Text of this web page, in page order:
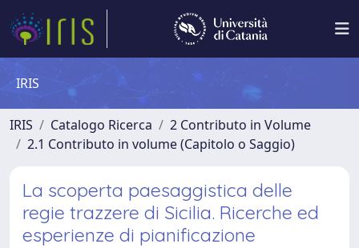
IRIS
IRIS Catalogo Ricerca
2 Contributo in Volume
2.1 Contributo in volume (Capitolo o Saggio)
La scoperta paesaggistica delle
regie trazzere di Sicilia. Ricerche ed
esperienze di pianificazione